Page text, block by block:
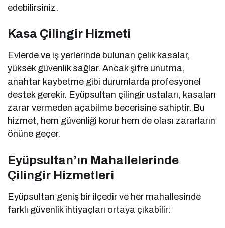
edebilirsiniz.
Kasa Çilingir Hizmeti
Evlerde ve iş yerlerinde bulunan çelik kasalar,
yüksek güvenlik sağlar. Ancak şifre unutma,
anahtar kaybetme gibi durumlarda profesyonel
destek gerekir. Eyüpsultan çilingir ustaları, kasaları
zarar vermeden açabilme becerisine sahiptir. Bu
hizmet, hem güvenliği korur hem de olası zararların
önüne geçer.
Eyüpsultan’ın Mahallelerinde
Çilingir Hizmetleri
Eyüpsultan geniş bir ilçedir ve her mahallesinde
farklı güvenlik ihtiyaçları ortaya çıkabilir: